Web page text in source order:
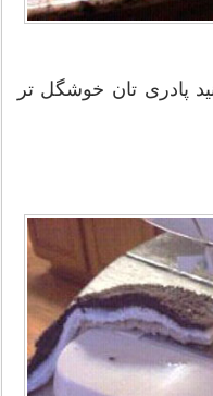
پادری تان خوشگل تر